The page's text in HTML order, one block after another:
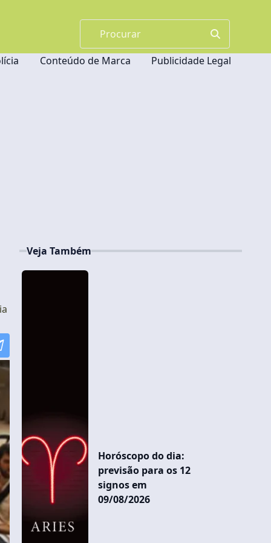
Conteúdo de Marca Publicidade Legal
Veja Também
Horóscopo do dia:
previsão para os 12
signos em
09/08/2026